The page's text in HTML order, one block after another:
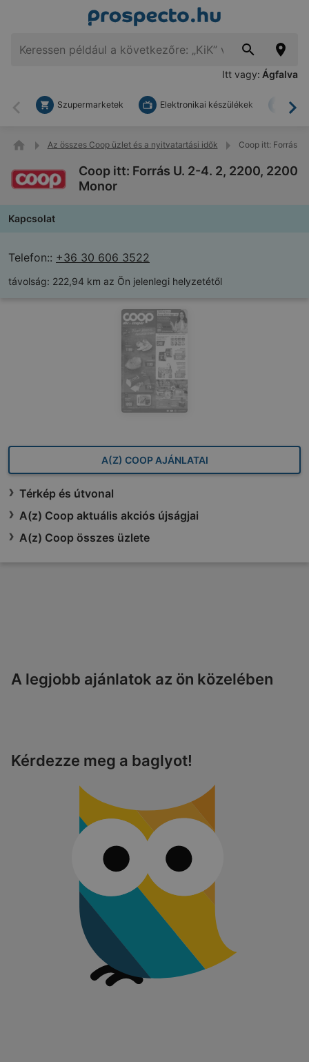
Itt vagy: Ágfalva
Vissza
Szupermarketek Elektronikai készülékek
Az összes Coop üzlet és a nyitvatartási idők Coop itt: Forrás
Coop itt: Forrás U. 2-4. 2, 2200, 2200
Monor
Kapcsolat
Telefon:: +36 30 606 3522
távolság: 222,94 km az Ön jelenlegi helyzetétől
A(Z) COOP AJÁNLATAI
Térkép és útvonal
A(z) Coop aktuális akciós újságjai
A(z) Coop összes üzlete
A legjobb ajánlatok az ön közelében
Kérdezze meg a baglyot!